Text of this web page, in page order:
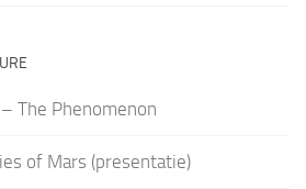
The Phenomenon
of Mars (presentatie)